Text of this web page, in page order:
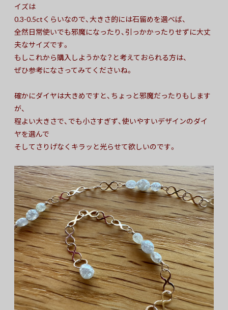
イズは
0.3-0.5ctくらいなので、大きさ的には石留めを選べば、
全然日常使いでも邪魔になったり、引っかかったりせずに大丈
夫なサイズです。
もしこれから購入しようかな？と考えておられる方は、
ぜひ参考になさってみてくださいね。
確かにダイヤは大きめですと、ちょっと邪魔だったりもします
が、
程よい大きさで、でも小さすぎず、使いやすいデザインのダイ
ヤを選んで
そしてさりげなくキラッと光らせて欲しいのです。